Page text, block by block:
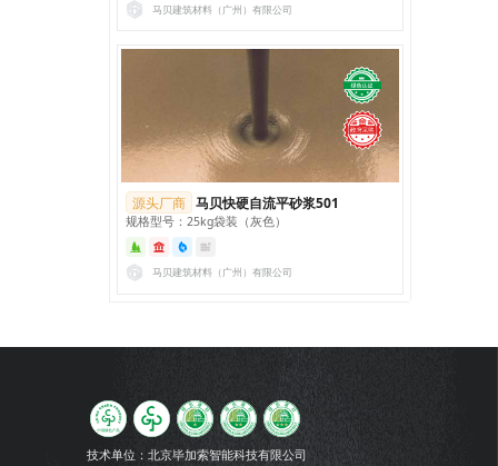
马贝建筑材料（广州）有限公司
源头厂商 马贝快硬自流平砂浆501
规格型号：25kg袋装（灰色）
马贝建筑材料（广州）有限公司
技术单位：北京毕加索智能科技有限公司